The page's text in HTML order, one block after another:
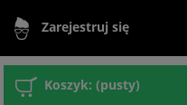
Zarejestruj się
Koszyk: (pusty)